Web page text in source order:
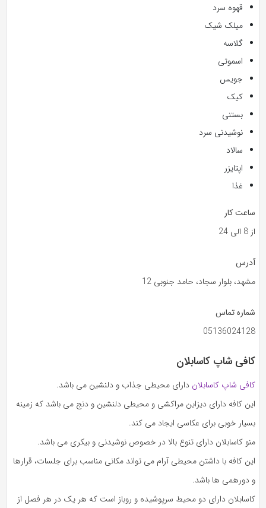
قهوه سرد
میلک شیک
گلاسه
اسموتی
جویس
کیک
بستنی
نوشیدنی سرد
سالاد
اپتایزر
غذا
ساعت کار
از 8 الی 24
آدرس
مشهد، بلوار سجاد، حامد جنوبی 12
شماره تماس
05136024128
کافی شاپ کاسابلان
کافی شاپ کاسابلان دارای محیطی جذاب و دلنشین می باشد.
این کافه دارای دیزاین مراکشی و محیطی دلنشین و دنج می باشد که زمینه
بسیار خوبی برای عکاسی ایجاد می کند.
منو کاسابلان دارای تنوع بالا در خصوص نوشیدنی و بیکری می باشد.
این کافه با داشتن محیطی آرام می تواند مکانی مناسب برای جلسات، قرارها
و دورهمی ها باشد.
کاسابلان دارای دو محیط سرپوشیده و روباز است که هر یک در هر فصل از